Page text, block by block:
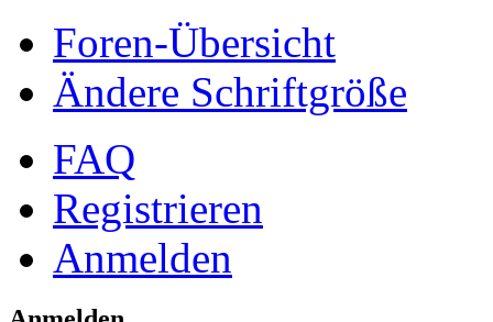
Foren-Übersicht
Ändere Schriftgröße
FAQ
Registrieren
Anmelden